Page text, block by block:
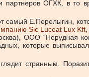
ОГХК, в то
самый Е.Перелыгин,
Sic Luceat Lux
ООО “Нерудная
которые
странным.